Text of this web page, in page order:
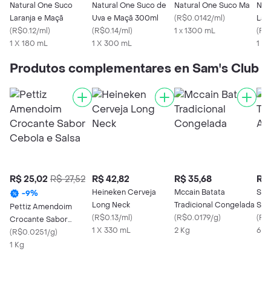
Natural One Suco
Laranja e Maçã
(R$0.12/ml)
1 X 180 mL
Natural One Suco de
Uva e Maçã 300ml
(R$0.14/ml)
1 X 300 mL
Natural One Suco Ma
(R$0.0142/ml)
1 x 1300 mL
(
1 X
Produtos complementares en Sam's Club
R$ 25,02 R$ 27,52
-9%
Pettiz Amendoim
Crocante Sabor
Cebola e Salsa
(R$0.0251/g)
1 Kg
R$ 42,82
Heineken Cerveja
Long Neck
(R$0.13/ml)
1 X 330 mL
R$ 35,68
Mccain Batata
Tradicional Congelada
(R$0.0179/g)
2 Kg
R$
(
6 X